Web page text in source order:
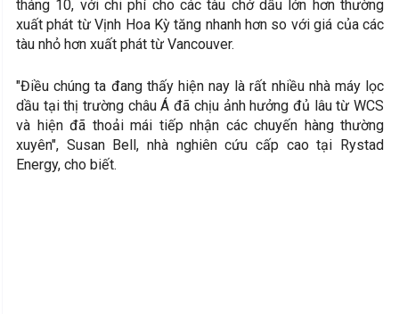
tháng 10, với chi phí cho các tàu chở dầu lớn hơn thường
xuất phát từ Vịnh Hoa Kỳ tăng nhanh hơn so với giá của các
tàu nhỏ hơn xuất phát từ Vancouver.
"Điều chúng ta đang thấy hiện nay là rất nhiều nhà máy lọc
dầu tại thị trường châu Á đã chịu ảnh hưởng đủ lâu từ WCS
và hiện đã thoải mái tiếp nhận các chuyến hàng thường
xuyên", Susan Bell, nhà nghiên cứu cấp cao tại Rystad
Energy, cho biết.